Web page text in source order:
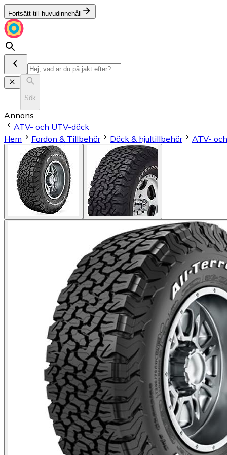
Fortsätt till huvudinnehåll
Sök
Annons
ATV- och UTV-däck
Hem
Fordon & Tillbehör Däck & hjultillbehör ATV-